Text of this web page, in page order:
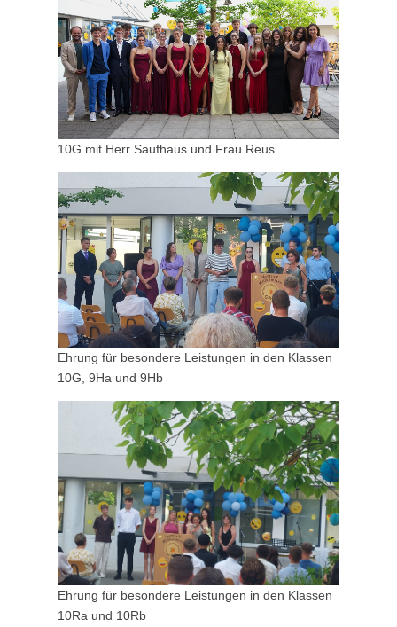
10G mit Herr Saufhaus und Frau Reus
Ehrung für besondere Leistungen in den Klassen
10G, 9Ha und 9Hb
Ehrung für besondere Leistungen in den Klassen
10Ra und 10Rb